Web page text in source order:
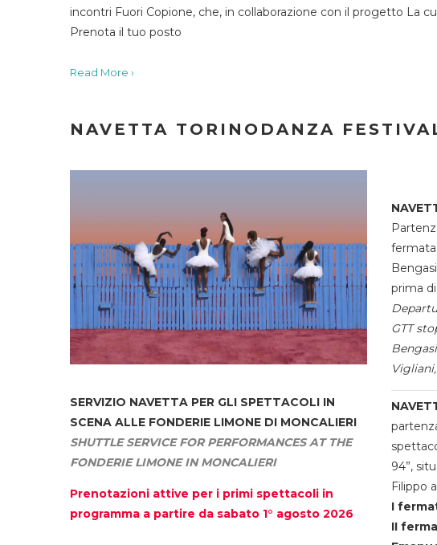
incontri Fuori Copione, che, in collaborazione con il progetto La
Prenota il tuo posto
Read More ›
NAVETTA TORINODANZA
SERVIZIO NAVETTA PER GLI SPETTACOLI IN
SCENA ALLE FONDERIE LIMONE DI MONCALIERI
SHUTTLE SERVICE FOR PERFORMANCES AT THE
FONDERIE LIMONE IN MONCALIERI
Prenotazioni attive per i primi spettacoli in
programma a partire da sabato 1° agosto 2026
fermata
prima
GTT
94”,
Filippo
I
II